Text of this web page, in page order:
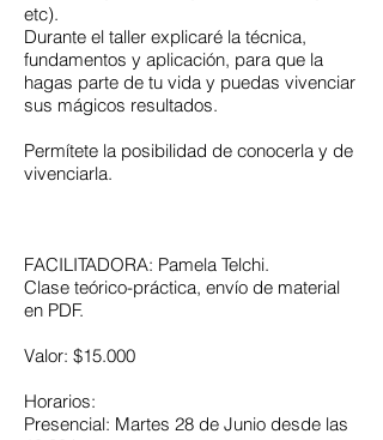
etc).
Durante el taller explicaré la técnica,
fundamentos y aplicación, para que la
hagas parte de tu vida y puedas vivenciar
sus mágicos resultados.
Permítete la posibilidad de conocerla y de
vivenciarla.
FACILITADORA: Pamela Telchi.
Clase teórico-práctica, envío de material
en PDF.
Valor: $15.000
Horarios:
Presencial: Martes 28 de Junio desde las